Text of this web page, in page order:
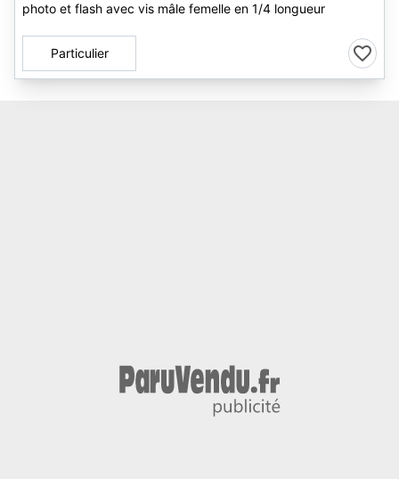
photo et flash avec vis mâle femelle en 1/4 longueur
Particulier